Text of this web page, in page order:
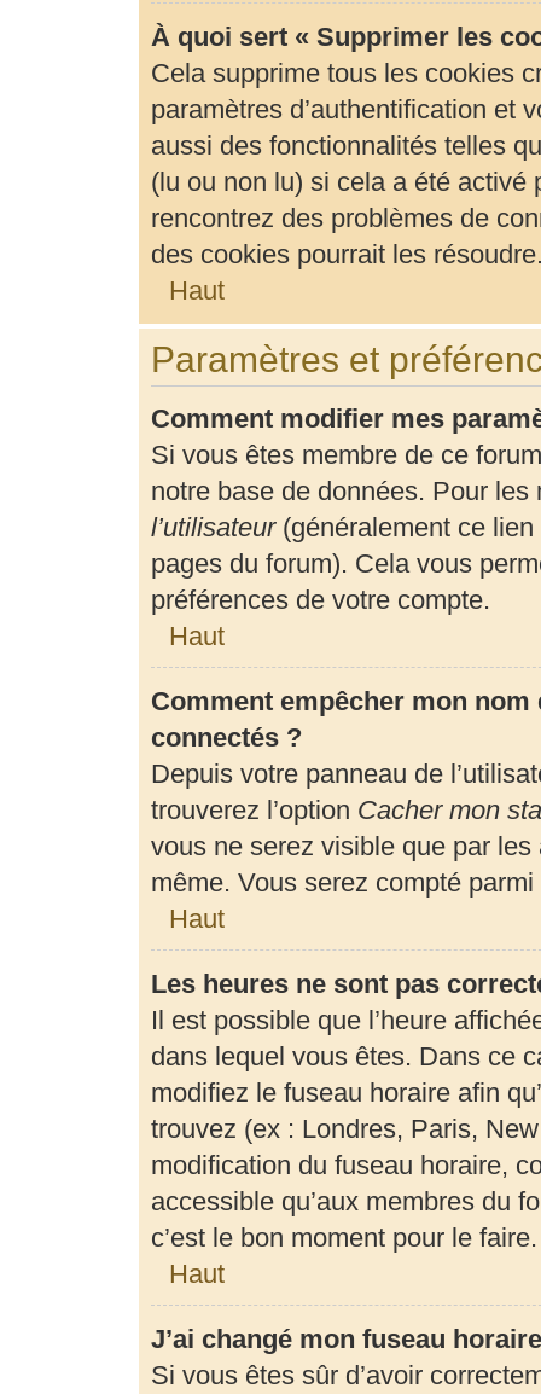
À quoi sert « Supprimer les
Cela supprime tous les cookies
paramètres d’authentification et
aussi des fonctionnalités telles
(lu ou non lu) si cela a été activé
rencontrez des problèmes de
des cookies pourrait les
Haut
Paramètres et
Comment modifier mes
Si vous êtes membre de ce
notre base de données. Pour
l’utilisateur(généralement ce lien
pages du forum). Cela vous
préférences de votre compte.
Haut
Comment empêcher mon
connectés ?
Depuis votre panneau de
trouverez l’option Cacher mon
vous ne serez visible que par
même. Vous serez compté
Haut
Les heures ne sont pas
Il est possible que l’heure
dans lequel vous êtes. Dans ce
modifiez le fuseau horaire afin
trouvez (ex : Londres, Paris,
modification du fuseau horaire,
accessible qu’aux membres du
c’est le bon moment pour le faire.
Haut
J’ai changé mon fuseau
Si vous êtes sûr d’avoir